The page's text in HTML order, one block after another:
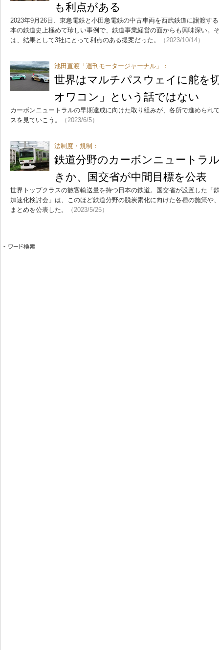
も利点がある
2023年9月26日、東急電鉄と小田急電鉄の中古車両を西武鉄道に譲渡す
本の鉄道史上極めて珍しい事例で、鉄道事業経営の面からも興味深い。
は、結果として3社にとって利点のある提案だった。
（2023/10/14）
池田直渡「週刊モータージャーナル」：
世界はマルチパスウェイに舵を
オワコン」という話ではない
カーボンニュートラルの早期達成に向けた取り組みが、各所で進められ
スを見ていこう。
（2023/6/5）
法制度・規制：
鉄道分野のカーボンニュートラ
きか、国交省が中間目標を公表
世界トップクラスの旅客輸送量を持つ日本の鉄道。国交省が設置した「
加速化検討会」は、このほど鉄道分野の脱炭素化に向けた各種の施策や
まとめを公表した。
（2023/5/25）